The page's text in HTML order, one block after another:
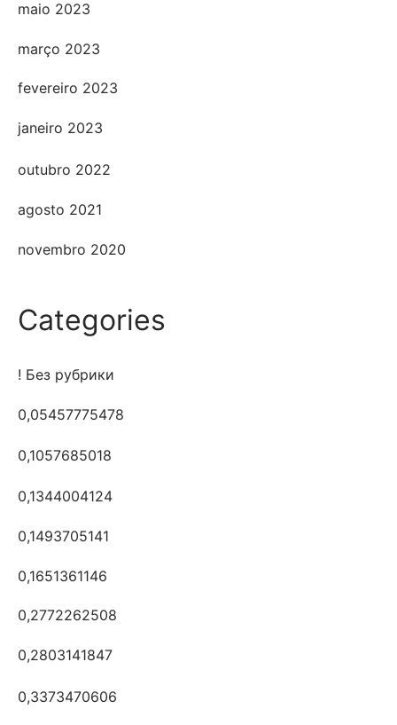
maio 2023
março 2023
fevereiro 2023
janeiro 2023
outubro 2022
agosto 2021
novembro 2020
Categories
! Без рубрики
0,05457775478
0,1057685018
0,1344004124
0,1493705141
0,1651361146
0,2772262508
0,2803141847
0,3373470606